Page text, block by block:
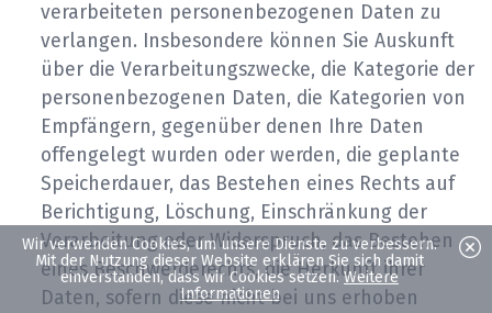
verarbeiteten personenbezogenen Daten zu
verlangen. Insbesondere können Sie Auskunft
über die Verarbeitungszwecke, die Kategorie der
personenbezogenen Daten, die Kategorien von
Empfängern, gegenüber denen Ihre Daten
offengelegt wurden oder werden, die geplante
Speicherdauer, das Bestehen eines Rechts auf
Berichtigung, Löschung, Einschränkung der
Verarbeitung oder Widerspruch, das Bestehen
eines Beschwerderechts, die Herkunft ihrer
Daten, sofern diese nicht bei uns erhoben
Wir verwenden Cookies, um unsere Dienste zu verbessern.
Mit der Nutzung dieser Website erklären Sie sich damit
einverstanden, dass wir Cookies setzen.Weitere
Informationen